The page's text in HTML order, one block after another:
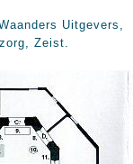
Uitgevers,
Zeist.